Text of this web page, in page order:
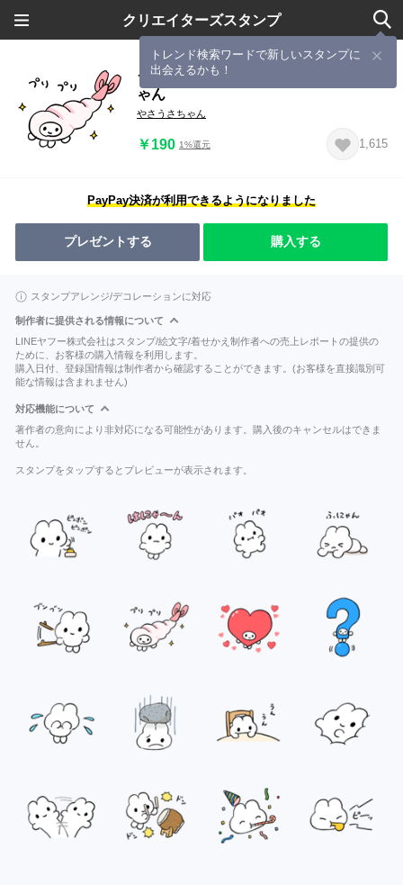
クリエイターズスタンプ
トレンド検索ワードで新しいスタンプに
出会えるかも！
ラフに使える！シュールなやさうさち
ゃん
やさうさちゃん
￥190 1%還元 1,615
PayPay決済が利用できるようになりました
プレゼントする 購入する
スタンプアレンジ/デコレーションに対応
制作者に提供される情報について
LINEヤフー株式会社はスタンプ/絵文字/着せかえ制作者への売上レポートの提供の
ために、お客様の購入情報を利用します。
購入日付、登録国情報は制作者から確認することができます。(お客様を直接識別可
能な情報は含まれません)
対応機能について
著作者の意向により非対応になる可能性があります。購入後のキャンセルはできま
せん。
スタンプをタップするとプレビューが表示されます。